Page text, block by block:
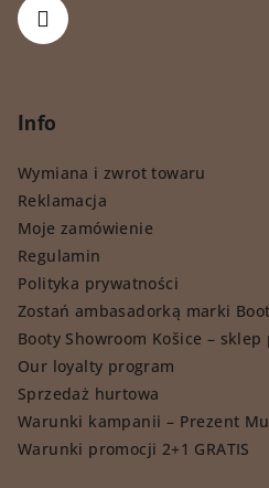
Info
Wymiana i zwrot towaru
Reklamacja
Moje zamówienie
Regulamin
Polityka prywatności
Zostań ambasadorką marki
Booty Showroom Košice – sklep
Our loyalty program
Sprzedaż hurtowa
Warunki kampanii – Prezent
Warunki promocji 2+1 GRATIS